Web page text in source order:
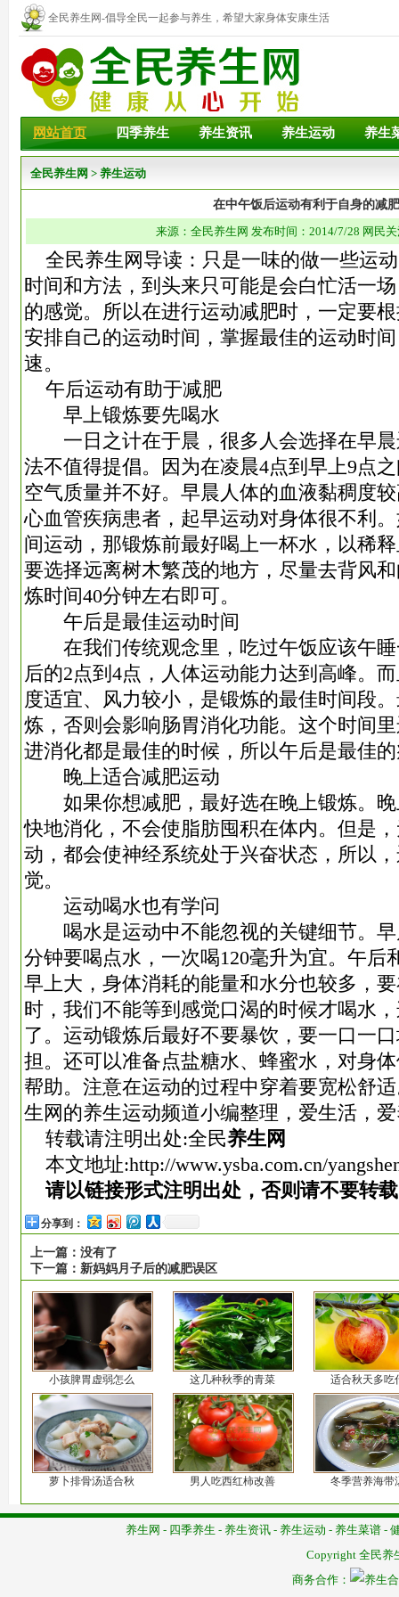
全民养生网-倡导全民一起参与养生，希望大家身体安康生活
幸福！
网站首页 四季养生 养生资讯 养生运动 养生
全民养生网 > 养生运动
在中午饭后运动有利于自身的减肥
来源：全民养生网 发布时间：2014/7/28 网民
全民养生网导读：只是一味的做一些运
时间和方法，到头来只可能是会白忙活一
的感觉。所以在进行运动减肥时，一定要
安排自己的运动时间，掌握最佳的运动时
速。
午后运动有助于减肥
早上锻炼要先喝水
一日之计在于晨，很多人会选择在早晨
法不值得提倡。因为在凌晨4点到早上9点
空气质量并不好。早晨人体的血液黏稠度
心血管疾病患者，起早运动对身体很不利
间运动，那锻炼前最好喝上一杯水，以稀
要选择远离树木繁茂的地方，尽量去背风
炼时间40分钟左右即可。
午后是最佳运动时间
在我们传统观念里，吃过午饭应该午睡
后的2点到4点，人体运动能力达到高峰。
度适宜、风力较小，是锻炼的最佳时间段
炼，否则会影响肠胃消化功能。这个时间
进消化都是最佳的时候，所以午后是最佳
晚上适合减肥运动
如果你想减肥，最好选在晚上锻炼。晚
快地消化，不会使脂肪囤积在体内。但是
动，都会使神经系统处于兴奋状态，所以
觉。
运动喝水也有学问
喝水是运动中不能忽视的关键细节。早
分钟要喝点水，一次喝120毫升为宜。午后
早上大，身体消耗的能量和水分也较多，
时，我们不能等到感觉口渴的时候才喝水
了。运动锻炼后最好不要暴饮，要一口一
担。还可以准备点盐糖水、蜂蜜水，对身
帮助。注意在运动的过程中穿着要宽松舒
生网的养生运动频道小编整理，爱生活，
转载请注明出处:全民养生网
本文地址:http://www.ysba.com.cn/
请以链接形式注明出处，否则请不要转
分享到：
上一篇： 没有了
下一篇： 新妈妈月子后的减肥误区
小孩脾胃虚弱怎么 这几种秋季的青菜 适合秋天多吃
萝卜排骨汤适合秋 男人吃西红柿改善 冬季营养海带
养生网 - 四季养生 - 养生资讯 - 养生运动 - 养生菜谱 -
Copyright 全民养
商务合作：